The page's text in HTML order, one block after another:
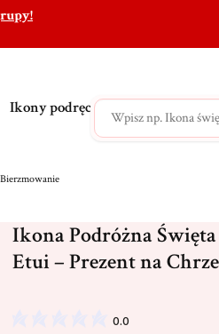
Ikony podręczne
Ikona Podróżna
Etui – Prezent na
0.0